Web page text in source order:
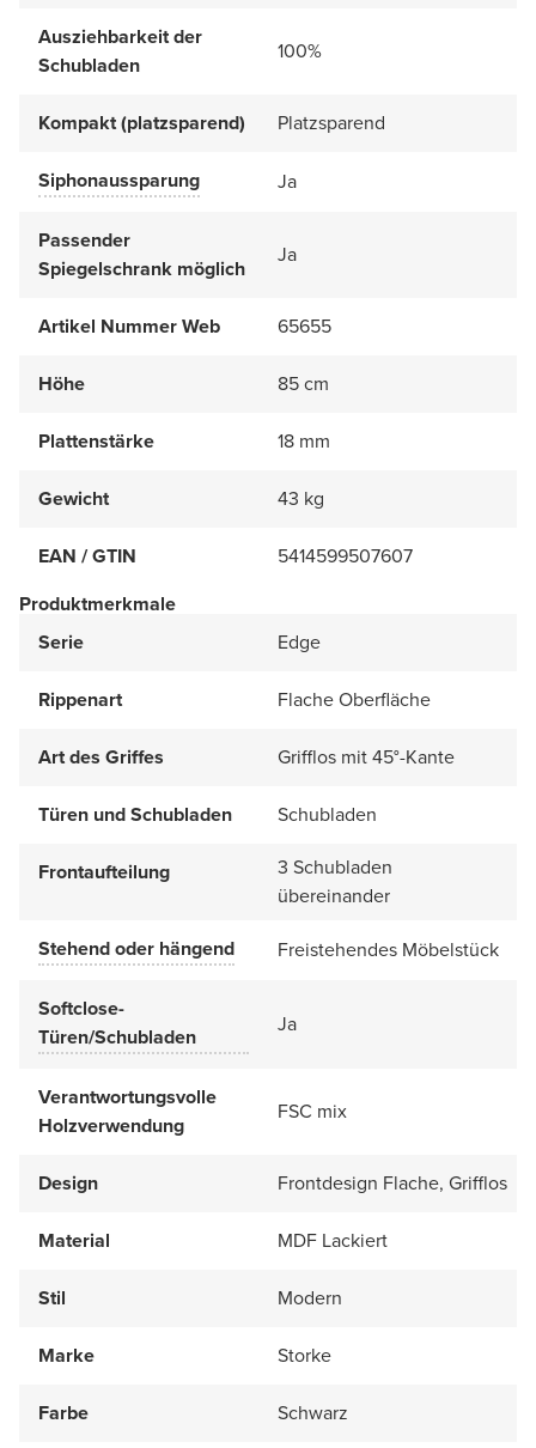
Ausziehbarkeit der
Schubladen
100%
Kompakt (platzsparend) Platzsparend
Siphonaussparung Ja
Passender
Spiegelschrank möglich
Ja
Artikel Nummer Web 65655
Höhe 85 cm
Plattenstärke 18 mm
Gewicht 43 kg
EAN / GTIN
5414599507607
Produktmerkmale
Serie
Edge
Rippenart Flache Oberfläche
Art des Griffes Grifflos mit 45°-Kante
Türen und Schubladen Schubladen
Frontaufteilung
3 Schubladen
übereinander
Stehend oder hängend
Freistehendes Möbelstück
Softclose-
Türen/Schubladen
Ja
Verantwortungsvolle
Holzverwendung
FSC mix
Design Frontdesign Flache, Grifflos
Material MDF Lackiert
Stil Modern
Marke Storke
Farbe Schwarz